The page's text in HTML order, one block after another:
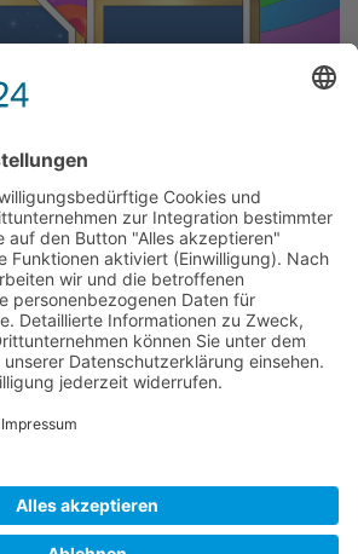
Datenschutzbestimmungen
Haftungsausschluß - AGB